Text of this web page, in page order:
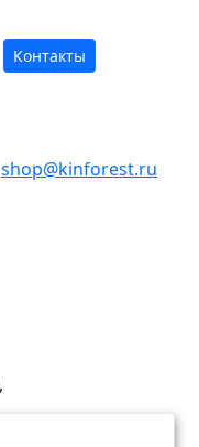
Контакты
shop@kinforest.ru